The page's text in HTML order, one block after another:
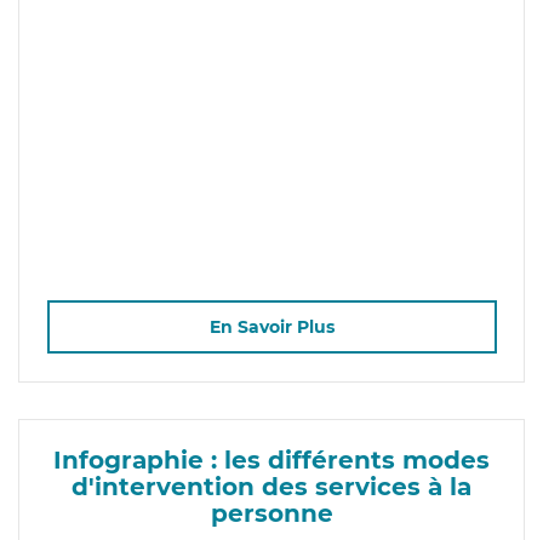
En Savoir Plus
Infographie : les différents modes
d'intervention des services à la
personne